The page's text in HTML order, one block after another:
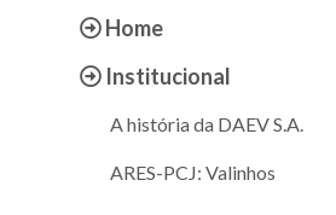
Home
Institucional
A história da DAEV S.A.
ARES-PCJ: Valinhos